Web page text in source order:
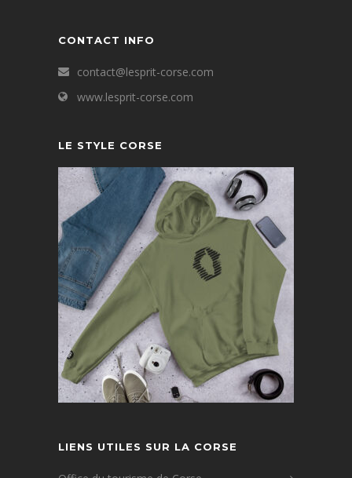
CONTACT INFO
contact@lesprit-corse.com
www.lesprit-corse.com
LE STYLE CORSE
LIENS UTILES SUR LA CORSE